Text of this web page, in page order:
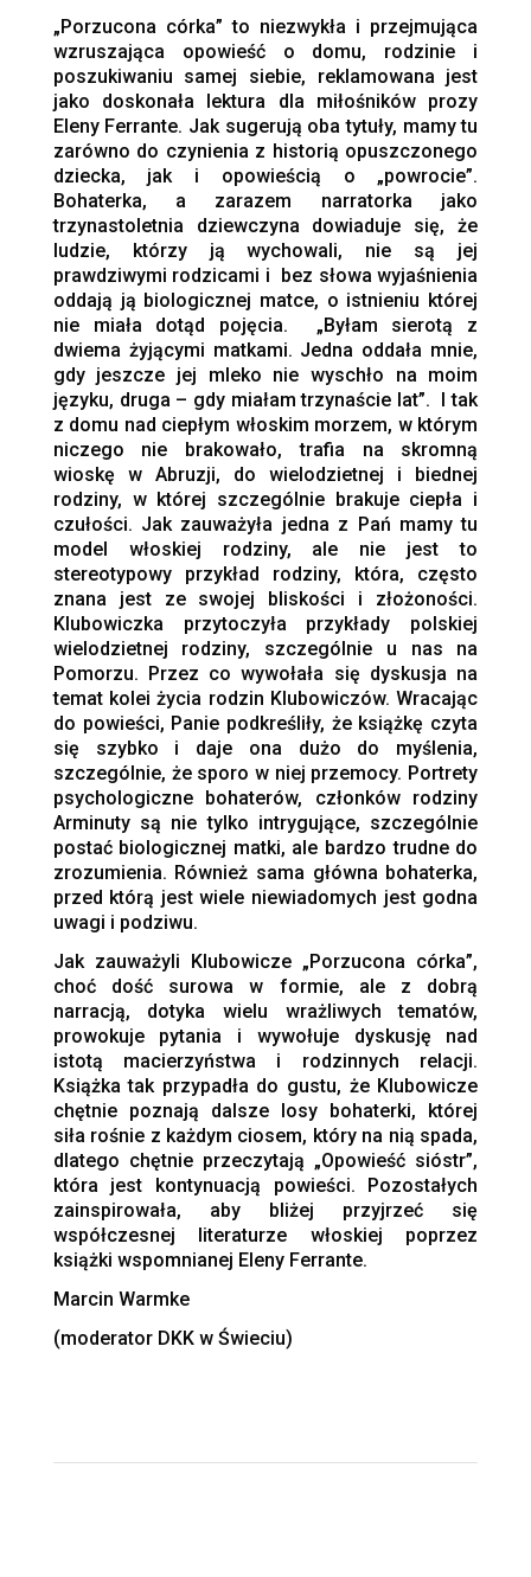
„Porzucona córka” to niezwykła i przejmująca
wzruszająca opowieść o domu, rodzinie i
poszukiwaniu samej siebie, reklamowana jest
jako doskonała lektura dla miłośników prozy
Eleny Ferrante. Jak sugerują oba tytuły, mamy tu
zarówno do czynienia z historią opuszczonego
dziecka, jak i opowieścią o „powrocie”.
Bohaterka, a zarazem narratorka jako
trzynastoletnia dziewczyna dowiaduje się, że
ludzie, którzy ją wychowali, nie są jej
prawdziwymi rodzicami i bez słowa wyjaśnienia
oddają ją biologicznej matce, o istnieniu której
nie miała dotąd pojęcia. „Byłam sierotą z
dwiema żyjącymi matkami. Jedna oddała mnie,
gdy jeszcze jej mleko nie wyschło na moim
języku, druga – gdy miałam trzynaście lat”. I tak
z domu nad ciepłym włoskim morzem, w którym
niczego nie brakowało, trafia na skromną
wioskę w Abruzji, do wielodzietnej i biednej
rodziny, w której szczególnie brakuje ciepła i
czułości. Jak zauważyła jedna z Pań mamy tu
model włoskiej rodziny, ale nie jest to
stereotypowy przykład rodziny, która, często
znana jest ze swojej bliskości i złożoności.
Klubowiczka przytoczyła przykłady polskiej
wielodzietnej rodziny, szczególnie u nas na
Pomorzu. Przez co wywołała się dyskusja na
temat kolei życia rodzin Klubowiczów. Wracając
do powieści, Panie podkreśliły, że książkę czyta
się szybko i daje ona dużo do myślenia,
szczególnie, że sporo w niej przemocy. Portrety
psychologiczne bohaterów, członków rodziny
Arminuty są nie tylko intrygujące, szczególnie
postać biologicznej matki, ale bardzo trudne do
zrozumienia. Również sama główna bohaterka,
przed którą jest wiele niewiadomych jest godna
uwagi i podziwu.
Jak zauważyli Klubowicze „Porzucona córka”,
choć dość surowa w formie, ale z dobrą
narracją, dotyka wielu wrażliwych tematów,
prowokuje pytania i wywołuje dyskusję nad
istotą macierzyństwa i rodzinnych relacji.
Książka tak przypadła do gustu, że Klubowicze
chętnie poznają dalsze losy bohaterki, której
siła rośnie z każdym ciosem, który na nią spada,
dlatego chętnie przeczytają „Opowieść sióstr”,
która jest kontynuacją powieści. Pozostałych
zainspirowała, aby bliżej przyjrzeć się
współczesnej literaturze włoskiej poprzez
książki wspomnianej Eleny Ferrante.
Marcin Warmke
(moderator DKK w Świeciu)